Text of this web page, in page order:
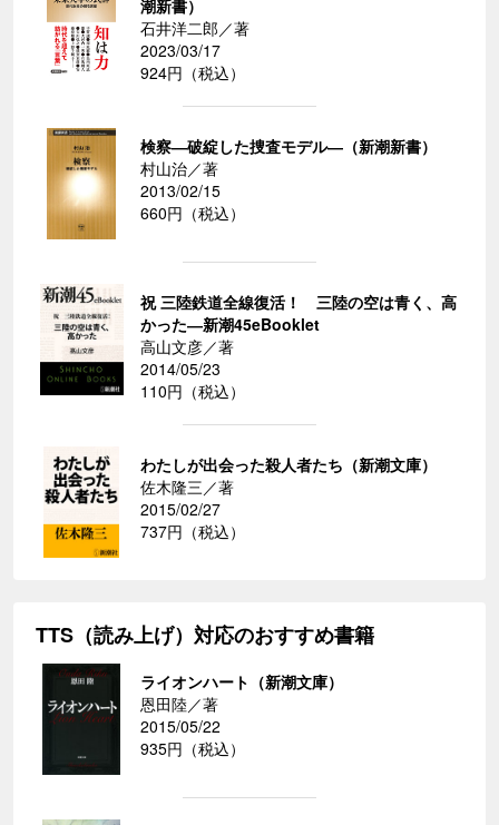
潮新書）
石井洋二郎／著
2023/03/17
924円（税込）
検察―破綻した捜査モデル―（新潮新書）
村山治／著
2013/02/15
660円（税込）
祝 三陸鉄道全線復活！ 三陸の空は青く、高
かった―新潮45eBooklet
高山文彦／著
2014/05/23
110円（税込）
わたしが出会った殺人者たち（新潮文庫）
佐木隆三／著
2015/02/27
737円（税込）
TTS（読み上げ）対応のおすすめ書籍
ライオンハート（新潮文庫）
恩田陸／著
2015/05/22
935円（税込）